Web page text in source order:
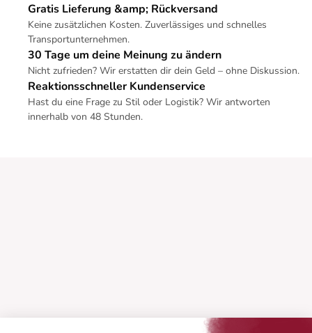
Gratis Lieferung &amp; Rückversand
Keine zusätzlichen Kosten. Zuverlässiges und schnelles
Transportunternehmen.
30 Tage um deine Meinung zu ändern
Nicht zufrieden? Wir erstatten dir dein Geld – ohne Diskussion.
Reaktionsschneller Kundenservice
Hast du eine Frage zu Stil oder Logistik? Wir antworten
innerhalb von 48 Stunden.